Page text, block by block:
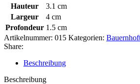
Hauteur
3.1 cm
Largeur
4 cm
Profondeur 1.5 cm
Artikelnummer: 015 Kategorien:
Share:
Beschreibung
Beschreibung